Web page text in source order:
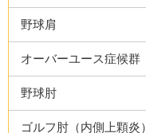
野球肩
オーバーユース症候群
野球肘
ゴルフ肘（内側上顆炎）